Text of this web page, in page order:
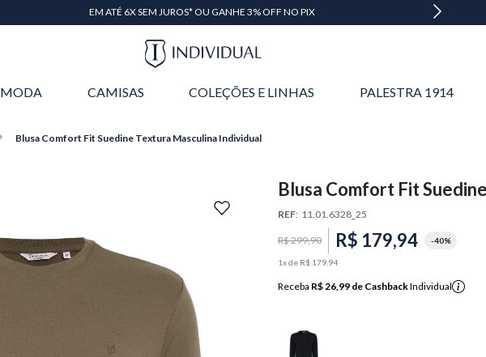
EM ATÉ 6X SEM JUROS* OU GANHE 3% OFF NO PIX
MODA CAMISAS COLEÇÕES E LINHAS PALESTRA 1914
Blusa Comfort Fit Suedine Textura Masculina Individual
Blusa Comfort Fit
Individual
REF: 11.01.6328_25
R$299,90 R$ 179,94 -40%
1x de R$ 179 94
Receba R$ 26,99 de CashbackIndividual